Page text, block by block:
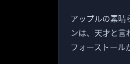
アップルの素晴
ンは、天才と言
フォーストール